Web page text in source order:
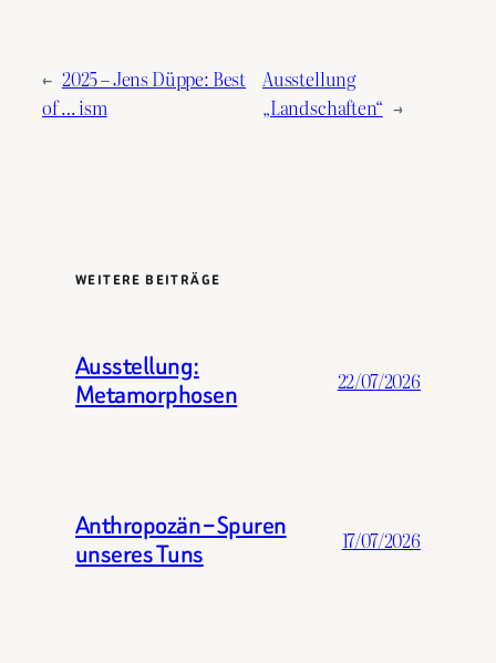
← 2025 – Jens Düppe: Best
of … ism
Ausstellung
„Landschaften“ →
WEITERE BEITRÄGE
Ausstellung:
Metamorphosen
22/07/2026
Anthropozän – Spuren
unseres Tuns
17/07/2026